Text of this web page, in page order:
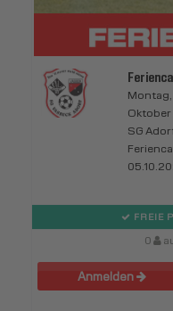
SG
FREIE
0
Anmelden